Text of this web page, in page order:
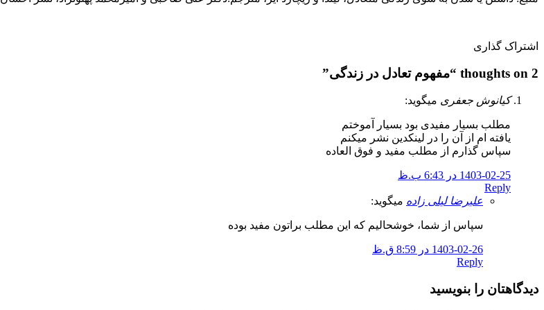
اشتراک گذاری
2 thoughts on “ مفهوم تعادل در زندگی”
کیانوش جعفری میگوید:
مطلب بسیار مفیدی بود بسیار آموختم
یافته ام از آن را در لینکدین نشر میکنم
سپاس گذارم از مطلب مفید و فوق العاده
1403-02-25 در 6:43 ب.ظ
Reply
علیرضا لیلی زاده میگوید:
سپاس از شما، خوشحالیم که این مطلب براتون مفید بوده
1403-02-26 در 8:59 ق.ظ
Reply
دیدگاهتان را بنویسید